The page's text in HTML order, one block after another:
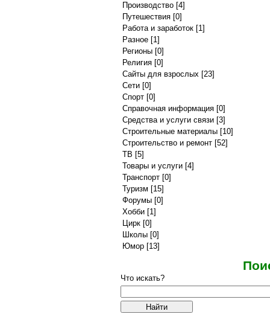
Производство [4]
Путешествия [0]
Работа и заработок [1]
Разное [1]
Регионы [0]
Религия [0]
Сайты для взрослых [23]
Сети [0]
Спорт [0]
Справочная информация [0]
Средства и услуги связи [3]
Строительные материалы [10]
Строительство и ремонт [52]
ТВ [5]
Товары и услуги [4]
Транспорт [0]
Туризм [15]
Форумы [0]
Хобби [1]
Цирк [0]
Школы [0]
Юмор [13]
Что искать?